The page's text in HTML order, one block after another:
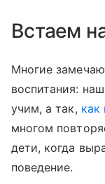
Встаем
Многие
воспитания:
учим, а так, как
многом
дети, когда
поведение.